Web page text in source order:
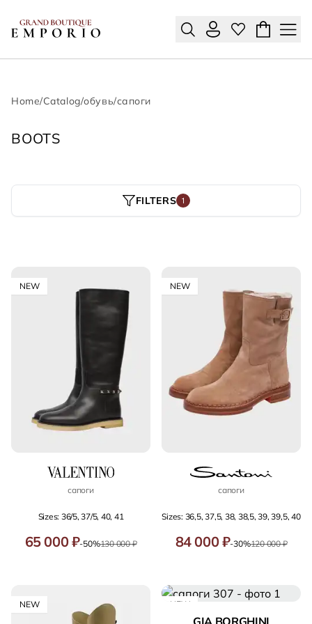
Home/Catalog/обувь/сапоги
BOOTS
FILTERS 1
NEW
сапоги
Sizes: 36/5, 37/5, 40, 41
65 000 ₽-50%130 000 ₽
NEW
сапоги
Sizes: 36,5, 37,5, 38, 38,5, 39, 39,5, 40
84 000 ₽-30%120 000 ₽
NEW NEW
GIA BORGHINI